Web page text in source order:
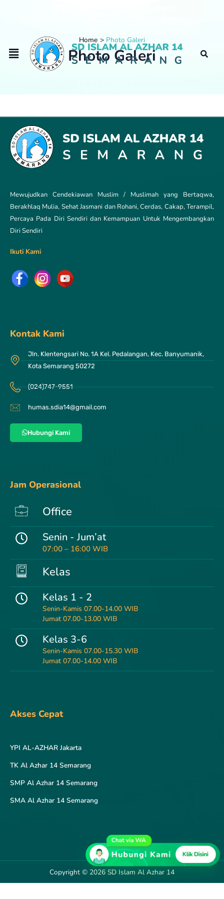
Home Photo Galeri
Photo Galeri
Mewujudkan Cendekiawan Muslim / Muslimah yang Bertaqwa,
Berakhlaq Mulia, Sehat Jasmani dan Rohani, Cerdas, Cakap, Terampil,
Percaya Pada Diri Sendiri dan Kemampuan Untuk Mengembangkan
Diri Sendiri
Ikuti Kami
Kontak Kami
Jln. Klentengsari No. 1A Kel. Pedalangan, Kec. Banyumanik,
Kota Semarang 50272
(024)747-9551
humas.sdia14@gmail.com
Hubungi Kami
Jam Operasional
Office
Senin - Jum’at
07:00 – 16:00 WIB
Kelas
Kelas 1 - 2
Senin-Kamis 07.00-14.00 WIB
Jumat 07.00-13.00 WIB
Kelas 3-6
Senin-Kamis 07.00-15.30 WIB
Jumat 07.00-14.00 WIB
Akses Cepat
YPI AL-AZHAR Jakarta
TK Al Azhar 14 Semarang
SMP Al Azhar 14 Semarang
SMA Al Azhar 14 Semarang
Copyright © 2026 SD Islam Al Azhar 14